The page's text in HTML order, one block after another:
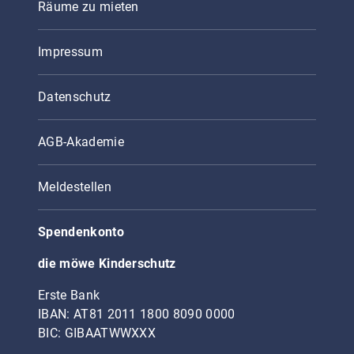
Räume zu mieten
Impressum
Datenschutz
AGB-Akademie
Meldestellen
Spendenkonto
die möwe Kinderschutz
Erste Bank
IBAN: AT81 2011 1800 8090 0000
BIC: GIBAATWWXXX